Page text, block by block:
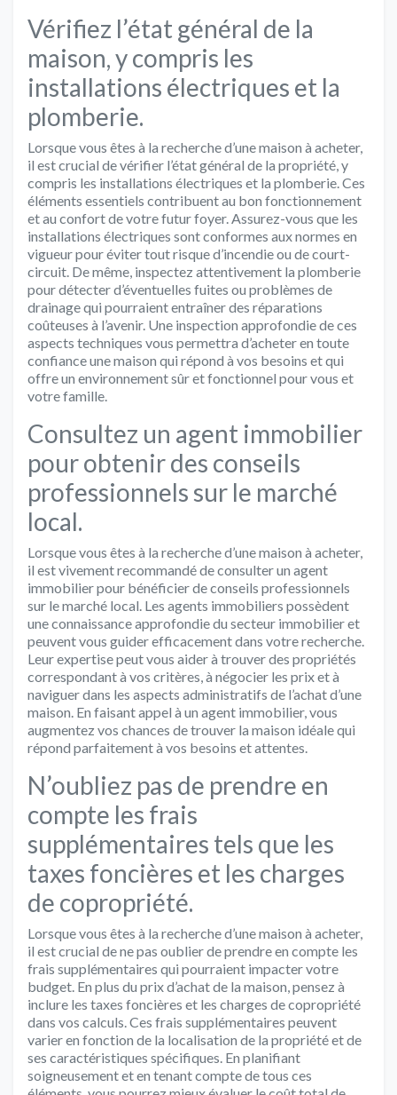
Vérifiez l’état général de la
maison, y compris les
installations électriques et la
plomberie.
Lorsque vous êtes à la recherche d’une maison à acheter,
il est crucial de vérifier l’état général de la propriété, y
compris les installations électriques et la plomberie. Ces
éléments essentiels contribuent au bon fonctionnement
et au confort de votre futur foyer. Assurez-vous que les
installations électriques sont conformes aux normes en
vigueur pour éviter tout risque d’incendie ou de court-
circuit. De même, inspectez attentivement la plomberie
pour détecter d’éventuelles fuites ou problèmes de
drainage qui pourraient entraîner des réparations
coûteuses à l’avenir. Une inspection approfondie de ces
aspects techniques vous permettra d’acheter en toute
confiance une maison qui répond à vos besoins et qui
offre un environnement sûr et fonctionnel pour vous et
votre famille.
Consultez un agent immobilier
pour obtenir des conseils
professionnels sur le marché
local.
Lorsque vous êtes à la recherche d’une maison à acheter,
il est vivement recommandé de consulter un agent
immobilier pour bénéficier de conseils professionnels
sur le marché local. Les agents immobiliers possèdent
une connaissance approfondie du secteur immobilier et
peuvent vous guider efficacement dans votre recherche.
Leur expertise peut vous aider à trouver des propriétés
correspondant à vos critères, à négocier les prix et à
naviguer dans les aspects administratifs de l’achat d’une
maison. En faisant appel à un agent immobilier, vous
augmentez vos chances de trouver la maison idéale qui
répond parfaitement à vos besoins et attentes.
N’oubliez pas de prendre en
compte les frais
supplémentaires tels que les
taxes foncières et les charges
de copropriété.
Lorsque vous êtes à la recherche d’une maison à acheter,
il est crucial de ne pas oublier de prendre en compte les
frais supplémentaires qui pourraient impacter votre
budget. En plus du prix d’achat de la maison, pensez à
inclure les taxes foncières et les charges de copropriété
dans vos calculs. Ces frais supplémentaires peuvent
varier en fonction de la localisation de la propriété et de
ses caractéristiques spécifiques. En planifiant
soigneusement et en tenant compte de tous ces